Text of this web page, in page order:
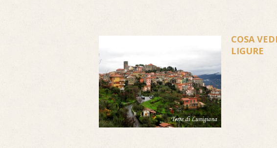
COSA
LIGURE